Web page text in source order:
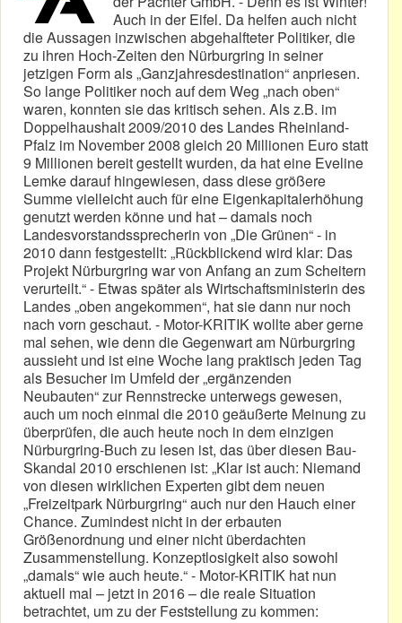
Auch in der Eifel. Da helfen auch nicht
die Aussagen inzwischen abgehalfteter Politiker, die
zu ihren Hoch-Zeiten den Nürburgring in seiner
jetzigen Form als „Ganzjahresdestination“ anpriesen.
So lange Politiker noch auf dem Weg „nach oben“
waren, konnten sie das kritisch sehen. Als z.B. im
Doppelhaushalt 2009/2010 des Landes Rheinland-
Pfalz im November 2008 gleich 20 Millionen Euro statt
9 Millionen bereit gestellt wurden, da hat eine Eveline
Lemke darauf hingewiesen, dass diese größere
Summe vielleicht auch für eine Eigenkapitalerhöhung
genutzt werden könne und hat – damals noch
Landesvorstandssprecherin von „Die Grünen“ - in
2010 dann festgestellt: „Rückblickend wird klar: Das
Projekt Nürburgring war von Anfang an zum Scheitern
verurteilt.“ - Etwas später als Wirtschaftsministerin des
Landes „oben angekommen“, hat sie dann nur noch
nach vorn geschaut. - Motor-KRITIK wollte aber gerne
mal sehen, wie denn die Gegenwart am Nürburgring
aussieht und ist eine Woche lang praktisch jeden Tag
als Besucher im Umfeld der „ergänzenden
Neubauten“ zur Rennstrecke unterwegs gewesen,
auch um noch einmal die 2010 geäußerte Meinung zu
überprüfen, die auch heute noch in dem einzigen
Nürburgring-Buch zu lesen ist, das über diesen Bau-
Skandal 2010 erschienen ist: „Klar ist auch: Niemand
von diesen wirklichen Experten gibt dem neuen
„Freizeitpark Nürburgring“ auch nur den Hauch einer
Chance. Zumindest nicht in der erbauten
Größenordnung und einer nicht überdachten
Zusammenstellung. Konzeptlosigkeit also sowohl
„damals“ wie auch heute.“ - Motor-KRITIK hat nun
aktuell mal – jetzt in 2016 – die reale Situation
betrachtet, um zu der Feststellung zu kommen: